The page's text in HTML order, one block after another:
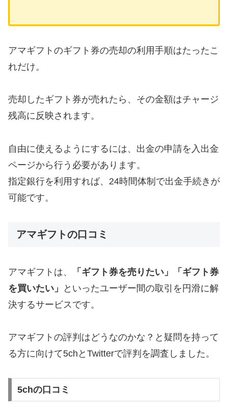
アマギフトのギフト券の売却の利用手順はたったこ
れだけ。
売却したギフト券が売れたら、その金額はチャージ
残高に反映されます。
自由に使えるようにするには、出金の申請を入出金
ページから行う必要があります。
指定銀行を利用すれば、24時間体制で出金手続きが
可能です。
アマギフトの口コミ
アマギフトは、
「ギフト券を売りたい」「ギフト券
を買いたい」
といったユーザー間の取引を円滑に解
決するサービスです。
アマギフトの評判はどうなのかな？と疑問を持って
る方に向けて5chとTwitterで評判を調査しました。
5chの口コミ